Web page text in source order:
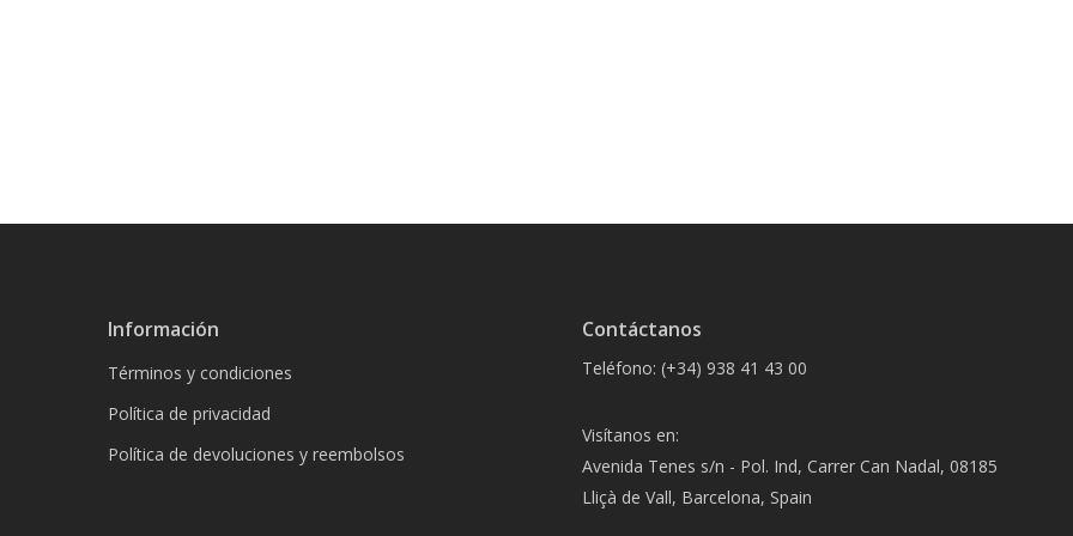
Información
Términos y condiciones
Política de privacidad
Política de devoluciones y reembolsos
Contáctanos
Teléfono: (+34) 938 41 43 00
Visítanos en:
Avenida Tenes s/n - Pol. Ind, Carrer Can Nadal, 08185
Lliçà de Vall, Barcelona, Spain